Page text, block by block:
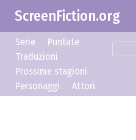
ScreenFiction.org
Serie
Puntate
Traduzioni
Prossime stagioni
Personaggi
Attori